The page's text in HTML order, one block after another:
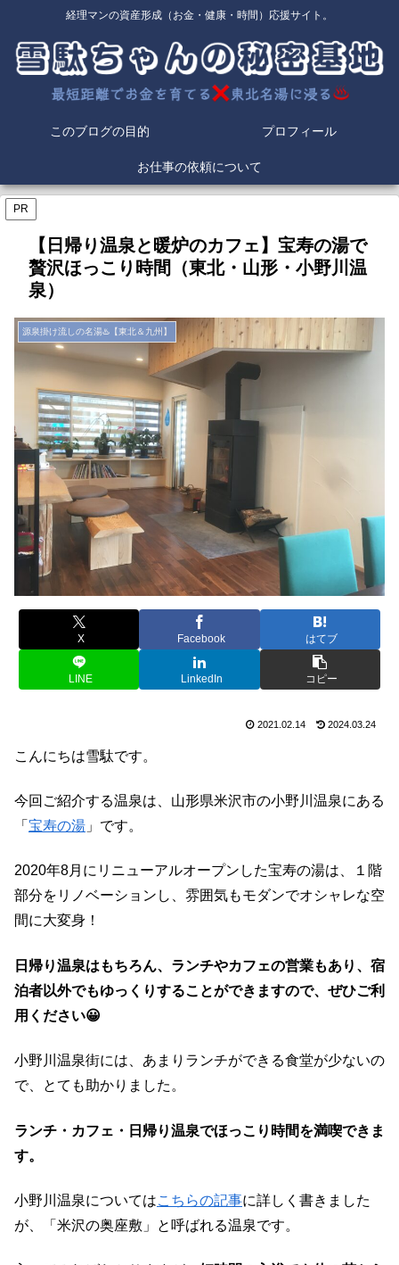
経理マンの資産形成（お金・健康・時間）応援サイト。
このブログの目的 プロフィール
お仕事の依頼について
PR
【日帰り温泉と暖炉のカフェ】宝寿の湯で
贅沢ほっこり時間（東北・山形・小野川温
泉）
源泉掛け流しの名湯♨️【東北＆九州】
X Facebook はてブ
LINE LinkedIn コピー
2021.02.14 2024.03.24
こんにちは雪駄です。
今回ご紹介する温泉は、山形県米沢市の小野川温泉にある
「 宝寿の湯 」です。
2020年8月にリニューアルオープンした宝寿の湯は、１階
部分をリノベーションし、雰囲気もモダンでオシャレな空
間に大変身！
日帰り温泉はもちろん、ランチやカフェの営業もあり、宿
泊者以外でもゆっくりすることができますので、ぜひご利
用ください😀
小野川温泉街には、あまりランチができる食堂が少ないの
で、とても助かりました。
ランチ・カフェ・日帰り温泉でほっこり時間を満喫できま
す。
小野川温泉についてはこちらの記事に詳しく書きました
が、「米沢の奥座敷」と呼ばれる温泉です。